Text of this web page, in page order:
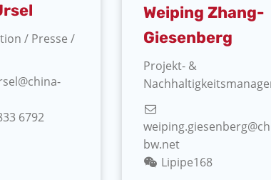
/ Presse /
6792
Weiping Zhang-
Giesenberg
Projekt- &
bw.net
Lipipe168